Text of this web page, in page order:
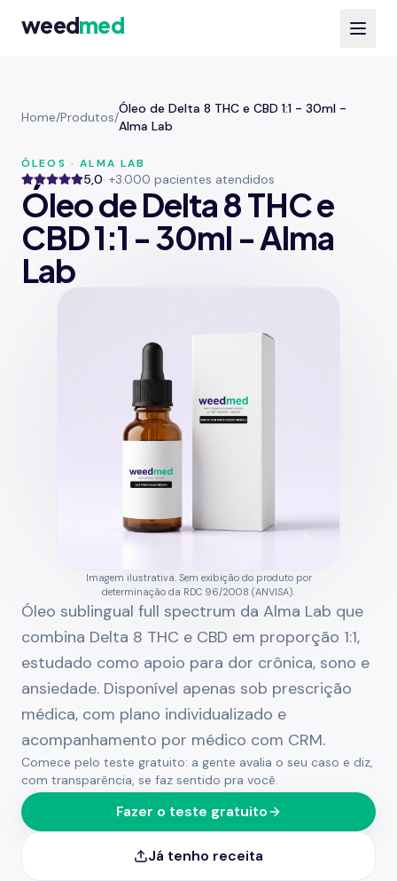
weedmed
Home/Produtos/
Óleo de Delta 8 THC e CBD 1:1 - 30ml -
Alma Lab
ÓLEOS · ALMA LAB
5,0· +3.000 pacientes atendidos
Óleo de Delta 8 THC e
CBD 1:1 - 30ml - Alma
Lab
Imagem ilustrativa. Sem exibição do produto por
determinação da RDC 96/2008 (ANVISA).
Óleo sublingual full spectrum da Alma Lab que
combina Delta 8 THC e CBD em proporção 1:1,
estudado como apoio para dor crônica, sono e
ansiedade. Disponível apenas sob prescrição
médica, com plano individualizado e
acompanhamento por médico com CRM.
Comece pelo teste gratuito: a gente avalia o seu caso e diz,
com transparência, se faz sentido pra você.
Fazer o teste gratuito
Já tenho receita